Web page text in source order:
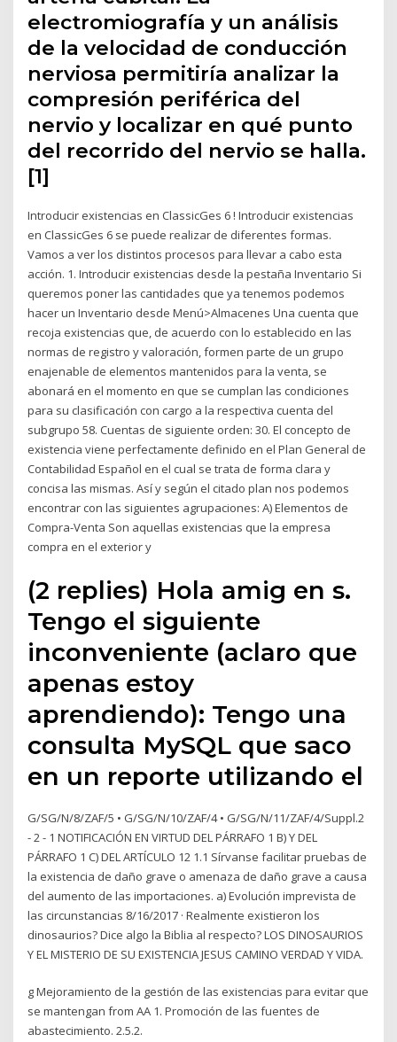
electromiografía y un análisis
de la velocidad de conducción
nerviosa permitiría analizar la
compresión periférica del
nervio y localizar en qué punto
del recorrido del nervio se halla.
[1]
Introducir existencias en ClassicGes 6 ! Introducir existencias
en ClassicGes 6 se puede realizar de diferentes formas.
Vamos a ver los distintos procesos para llevar a cabo esta
acción. 1. Introducir existencias desde la pestaña Inventario Si
queremos poner las cantidades que ya tenemos podemos
hacer un Inventario desde Menú>Almacenes Una cuenta que
recoja existencias que, de acuerdo con lo establecido en las
normas de registro y valoración, formen parte de un grupo
enajenable de elementos mantenidos para la venta, se
abonará en el momento en que se cumplan las condiciones
para su clasificación con cargo a la respectiva cuenta del
subgrupo 58. Cuentas de siguiente orden: 30. El concepto de
existencia viene perfectamente definido en el Plan General de
Contabilidad Español en el cual se trata de forma clara y
concisa las mismas. Así y según el citado plan nos podemos
encontrar con las siguientes agrupaciones: A) Elementos de
Compra-Venta Son aquellas existencias que la empresa
compra en el exterior y
(2 replies) Hola amig en s.
Tengo el siguiente
inconveniente (aclaro que
apenas estoy
aprendiendo): Tengo una
consulta MySQL que saco
en un reporte utilizando el
G/SG/N/8/ZAF/5 • G/SG/N/10/ZAF/4 • G/SG/N/11/ZAF/4/Suppl.2
- 2 - 1 NOTIFICACIÓN EN VIRTUD DEL PÁRRAFO 1 B) Y DEL
PÁRRAFO 1 C) DEL ARTÍCULO 12 1.1 Sírvanse facilitar pruebas de
la existencia de daño grave o amenaza de daño grave a causa
del aumento de las importaciones. a) Evolución imprevista de
las circunstancias 8/16/2017 · Realmente existieron los
dinosaurios? Dice algo la Biblia al respecto? LOS DINOSAURIOS
Y EL MISTERIO DE SU EXISTENCIA JESUS CAMINO VERDAD Y VIDA.
g Mejoramiento de la gestión de las existencias para evitar que
se mantengan from AA 1. Promoción de las fuentes de
abastecimiento. 2.5.2.